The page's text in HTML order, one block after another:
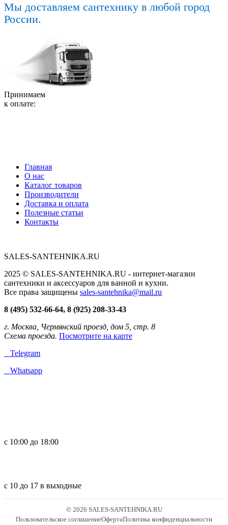
Мы доставляем сантехнику в любой город
России.
Принимаем
к оплате:
Главная
О нас
Каталог товаров
Производители
Доставка и оплата
Полезные статьи
Контакты
SALES-SANTEHNIKA.RU
2025 © SALES-SANTEHNIKA.RU - интернет-магазин
сантехники и аксессуаров для ванной и кухни.
Все права защищены sales-santehnika@mail.ru
8 (495) 532-66-64, 8 (925) 208-33-43
г. Москва, Чермянский проезд, дом 5, стр. 8
Схема проезда. Посмотрите на карте
Telegram
Whatsapp
с 10:00 до 18:00
с 10 до 17 в выходные
© 2026 SALES-SANTEHNIKA.RU
Пользовательское соглашениеОфертаПолитика конфиденциальности